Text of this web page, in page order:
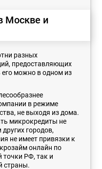
Москве и
разных
предоставляющих
можно в одном из
в режиме
не выходя из дома.
микрокредиты не
городов,
не имеет привязки к
онлайн по
точки РФ, так и
страны.